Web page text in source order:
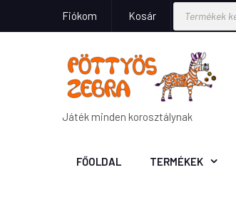
Fiókom Kosár
Játék minden korosztálynak
FŐOLDAL TERMÉKEK